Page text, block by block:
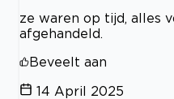
ze waren op tijd, alles
afgehandeld.
Beveelt aan
14 April 2025